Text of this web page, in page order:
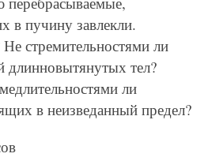
в пучину завлекли.
стремительностями ли
длинновытянутых тел?
ли
в неизведанный предел?